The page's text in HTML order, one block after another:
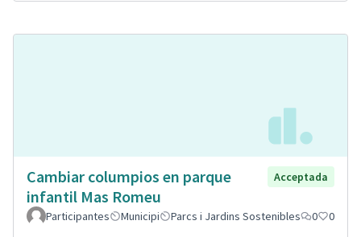
Cambiar columpios en parque
infantil Mas Romeu
Acceptada
Participantes Municipi Parcs i Jardins Sostenibles 0 0